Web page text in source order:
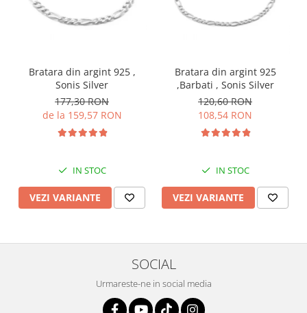
Bratara din argint 925 ,
Sonis Silver
177,30 RON
de la 159,57 RON
IN STOC
VEZI VARIANTE
Bratara din argint 925
,Barbati , Sonis Silver
120,60 RON
108,54 RON
IN STOC
VEZI VARIANTE
SOCIAL
Urmareste-ne in social media